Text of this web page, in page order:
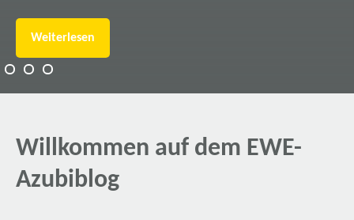
Weiterlesen
Willkommen auf dem EWE-
Azubiblog